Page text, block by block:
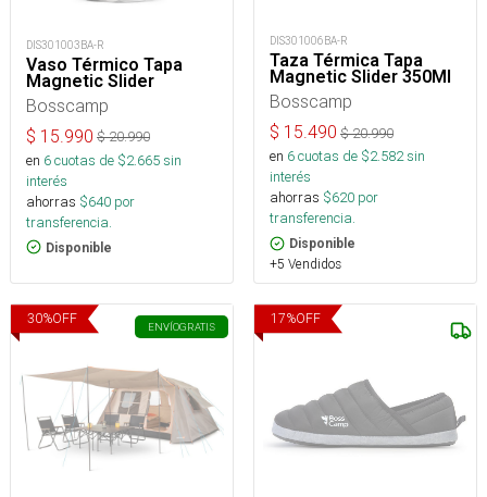
DIS301003BA-R
Vaso Térmico Tapa
Magnetic Slider
Bosscamp
$ 15.990 $20.990
en 6cuotas de $2.665sin
interés
ahorras $640 por
transferencia.
Disponible
DIS301006BA-R
Taza Térmica Tapa
Magnetic Slider 350Ml
Bosscamp
$ 15.490 $20.990
en 6cuotas de $2.582sin
interés
ahorras $620 por
transferencia.
Disponible
+5 Vendidos
30%OFF
ENVÍOGRATIS
17%OFF